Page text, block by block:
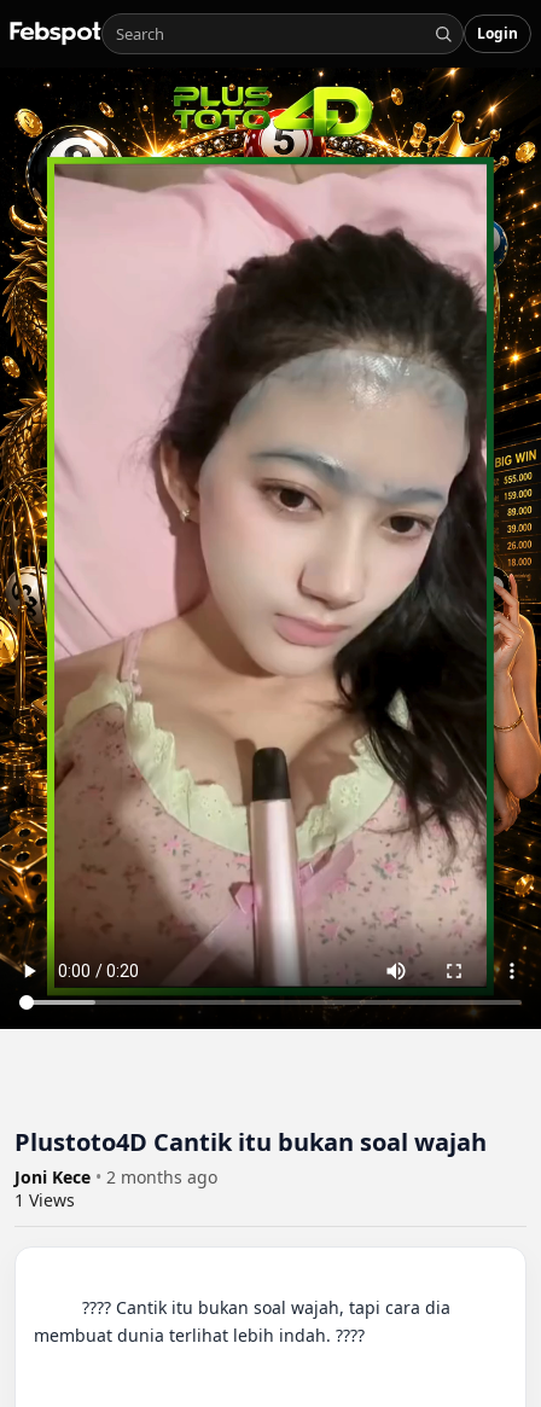
Login
Plustoto4D Cantik itu bukan soal wajah
Joni Kece • 2 months ago
1 Views
membuat dunia terlihat lebih indah. ????